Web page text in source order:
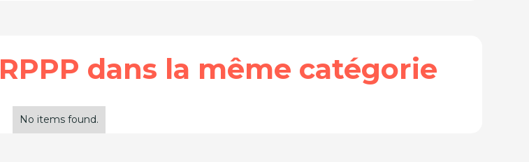
RPPP dans la même catégorie
No items found.